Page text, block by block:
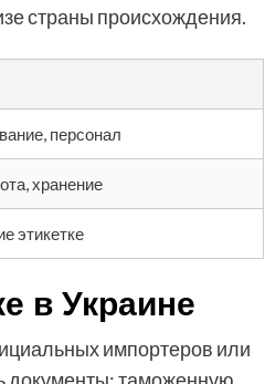
страны происхождения.
персонал
хранение
этикетке
в Украине
импортеров или